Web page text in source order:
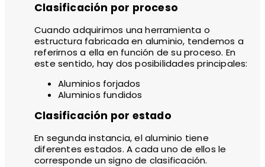
Clasificación por proceso
Cuando adquirimos una herramienta o
estructura fabricada en aluminio, tendemos a
referirnos a ella en función de su proceso. En
este sentido, hay dos posibilidades principales:
Aluminios forjados
Aluminios fundidos
Clasificación por estado
En segunda instancia, el aluminio tiene
diferentes estados. A cada uno de ellos le
corresponde un signo de clasificación.